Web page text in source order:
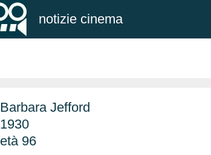
notizie cinema
Barbara Jefford
1930
età 96